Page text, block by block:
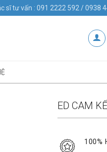
sĩ tư vấn : 091 2222 592 / 0938
ED CAM
100%